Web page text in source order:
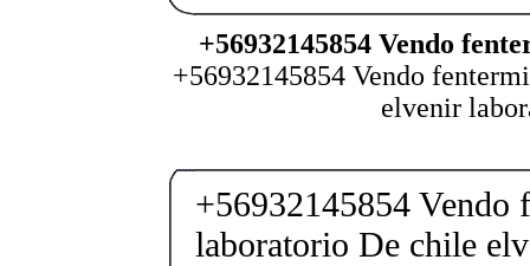
+56932145854 Vendo
+56932145854 Vendo
elvenir
+56932145854 Vendo
laboratorio De chile